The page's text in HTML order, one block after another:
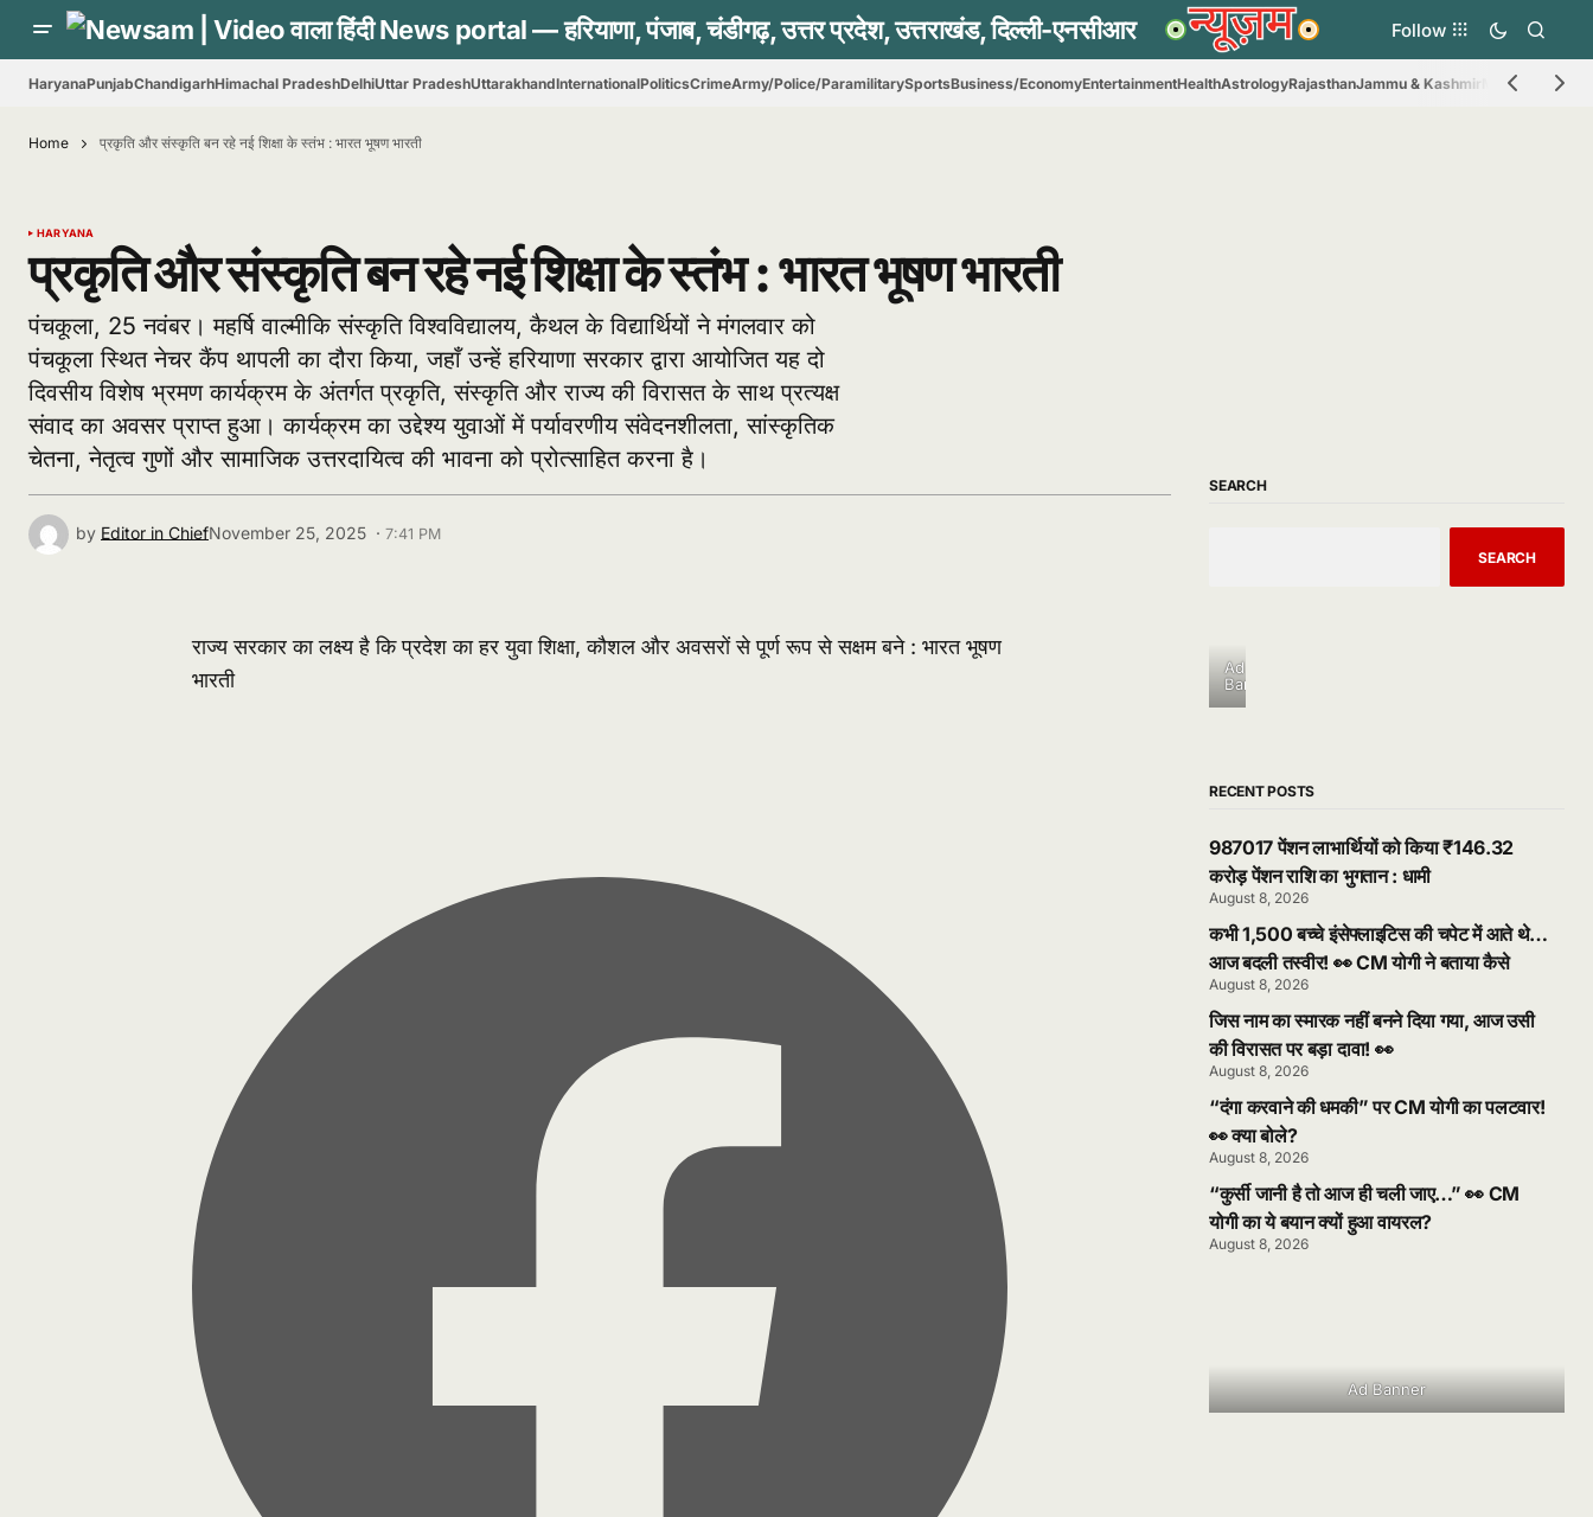
Follow
HaryanaPunjabChandigarhHimachal PradeshDelhiUttar PradeshUttarakhandInternationalPoliticsCrimeArmy/Police/ParamilitarySportsBusiness/EconomyEntertainmentHealthAstrologyRajasthanJammu & Kashmir Madhya
Home प्रकृति और संस्कृति बन रहे नई शिक्षा के स्तंभ : भारत भूषण भारती
HARYANA
प्रकृति और संस्कृति बन रहे नई शिक्षा के स्तंभ : भारत भूषण भारती
पंचकूला, 25 नवंबर। महर्षि वाल्मीकि संस्कृति विश्वविद्यालय, कैथल के विद्यार्थियों ने मंगलवार को
पंचकूला स्थित नेचर कैंप थापली का दौरा किया, जहाँ उन्हें हरियाणा सरकार द्वारा आयोजित यह दो
दिवसीय विशेष भ्रमण कार्यक्रम के अंतर्गत प्रकृति, संस्कृति और राज्य की विरासत के साथ प्रत्यक्ष
संवाद का अवसर प्राप्त हुआ। कार्यक्रम का उद्देश्य युवाओं में पर्यावरणीय संवेदनशीलता, सांस्कृतिक
चेतना, नेतृत्व गुणों और सामाजिक उत्तरदायित्व की भावना को प्रोत्साहित करना है।
by Editor in ChiefNovember 25, 2025 · 7:41 PM
राज्य सरकार का लक्ष्य है कि प्रदेश का हर युवा शिक्षा, कौशल और अवसरों से पूर्ण रूप से सक्षम बने : भारत भूषण
भारती
SEARCH
SEARCH
Ad
Banner
RECENT POSTS
987017 पेंशन लाभार्थियों को किया ₹146.32
करोड़ पेंशन राशि का भुगतान : धामी
August 8, 2026
कभी 1,500 बच्चे इंसेफ्लाइटिस की चपेट में आते थे…
आज बदली तस्वीर! 👀 CM योगी ने बताया कैसे
August 8, 2026
जिस नाम का स्मारक नहीं बनने दिया गया, आज उसी
की विरासत पर बड़ा दावा! 👀
August 8, 2026
“दंगा करवाने की धमकी” पर CM योगी का पलटवार!
👀 क्या बोले?
August 8, 2026
“कुर्सी जानी है तो आज ही चली जाए…” 👀 CM
योगी का ये बयान क्यों हुआ वायरल?
August 8, 2026
Ad Banner